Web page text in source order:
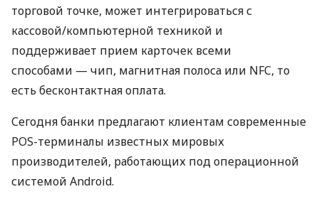
торговой точке, может интегрироваться с
кассовой/компьютерной техникой и
поддерживает прием карточек всеми
способами — чип, магнитная полоса или NFC, то
есть бесконтактная оплата.
Сегодня банки предлагают клиентам современные
POS-терминалы известных мировых
производителей, работающих под операционной
системой Android.